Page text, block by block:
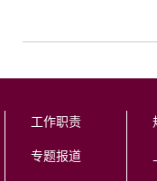
工作职责
专题报道